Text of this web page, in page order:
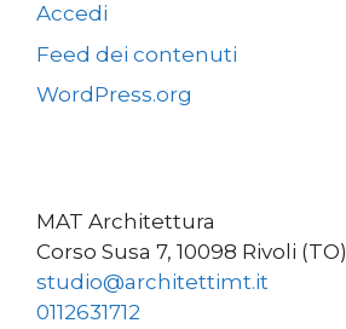
Accedi
Feed dei contenuti
WordPress.org
MAT Architettura
Corso Susa 7, 10098 Rivoli (TO)
studio@architettimt.it
0112631712